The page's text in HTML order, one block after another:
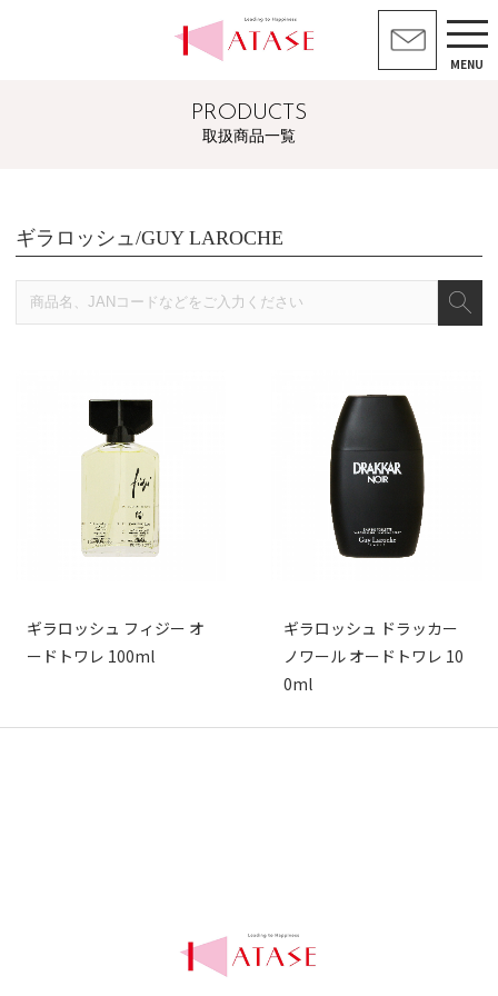
MENU
PRODUCTS
取扱商品一覧
ギラロッシュ/GUY LAROCHE
ギラロッシュ フィジー オ
ードトワレ 100ml
ギラロッシュ ドラッカー
ノワール オードトワレ 10
0ml